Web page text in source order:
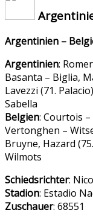
Argentinien –
Argentinien:
Basanta – Biglia,
Lavezzi (71.
Sabella
Belgien: Courtois
Vertonghen –
Bruyne, Hazard
Wilmots
Schiedsrichter:
Stadion: Estadio
Zuschauer: 68551